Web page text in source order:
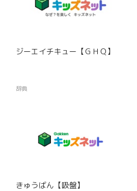
ジーエイチキュー【ＧＨＱ】
辞典
きゅうばん【吸盤】